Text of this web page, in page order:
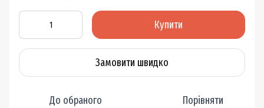
Купити
Замовити швидко
До обраного Порівняти